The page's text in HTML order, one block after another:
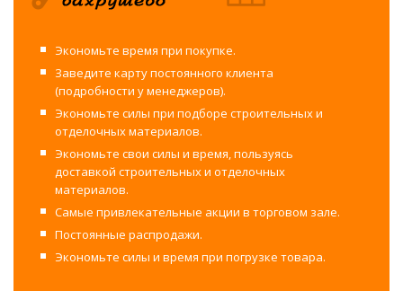
Экономьте время при покупке.
Заведите карту постоянного клиента
(подробности у менеджеров).
Экономьте силы при подборе строительных и
отделочных материалов.
Экономьте свои силы и время, пользуясь
доставкой строительных и отделочных
материалов.
Самые привлекательные акции в торговом зале.
Постоянные распродажи.
Экономьте силы и время при погрузке товара.